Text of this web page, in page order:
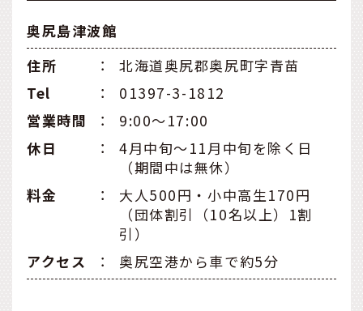
奥尻島津波館
住所
：
北海道奥尻郡奥尻町字青苗
Tel
：
01397-3-1812
営業時間
：
9:00～17:00
休日
：
4月中旬～11月中旬を除く日
（期間中は無休）
料金
：
大人500円・小中高生170円
（団体割引（10名以上）1割
引）
アクセス
： 奥尻空港から車で約5分